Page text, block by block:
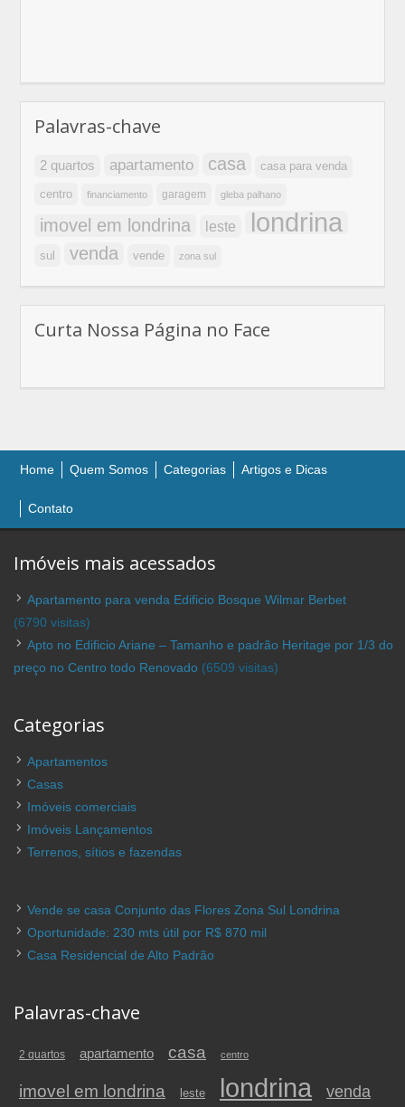
Palavras-chave
2 quartos apartamento casa casa para venda
centro financiamento garagem gleba palhano
imovel em londrina leste londrina
sul venda vende zona sul
Curta Nossa Página no Face
Home Quem Somos Categorias Artigos e Dicas
Contato
Imóveis mais acessados
Apartamento para venda Edificio Bosque Wilmar Berbet
(6790 visitas)
Apto no Edificio Ariane – Tamanho e padrão Heritage por 1/3 do
preço no Centro todo Renovado (6509 visitas)
Categorias
Apartamentos
Casas
Imóveis comerciais
Imóveis Lançamentos
Terrenos, sítios e fazendas
Vende se casa Conjunto das Flores Zona Sul Londrina
Oportunidade: 230 mts útil por R$ 870 mil
Casa Residencial de Alto Padrão
Palavras-chave
2 quartos apartamento casa centro
imovel em londrina leste londrina venda